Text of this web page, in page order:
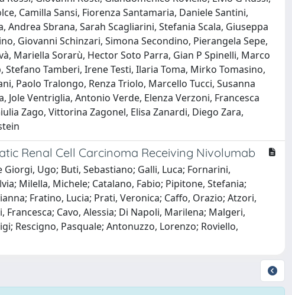
Camilla Sansi, Fiorenza Santamaria, Daniele Santini,
Sbrana, Sarah Scagliarini, Stefania Scala, Giuseppa
Giovanni Schinzari, Simona Secondino, Pierangela Sepe,
Mariella Sorarù, Hector Soto Parra, Gian P Spinelli, Marco
Tamberi, Irene Testi, Ilaria Toma, Mirko Tomasino,
Paolo Tralongo, Renza Triolo, Marcello Tucci, Susanna
Jole Ventriglia, Antonio Verde, Elenza Verzoni, Francesca
Zago, Vittorina Zagonel, Elisa Zanardi, Diego Zara,
Renal Cell Carcinoma Receiving Nivolumab
Ugo; Buti, Sebastiano; Galli, Luca; Fornarini,
Milella, Michele; Catalano, Fabio; Pipitone, Stefania;
Fratino, Lucia; Prati, Veronica; Caffo, Orazio; Atzori,
Cavo, Alessia; Di Napoli, Marilena; Malgeri,
Rescigno, Pasquale; Antonuzzo, Lorenzo; Roviello,